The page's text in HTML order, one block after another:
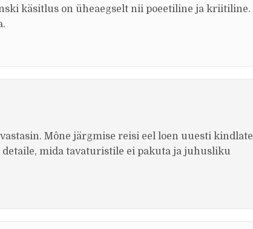
käsitlus on üheaegselt nii poeetiline ja kriitiline.
Mône järgmise reisi eel loen uuesti kindlate
mida tavaturistile ei pakuta ja juhusliku